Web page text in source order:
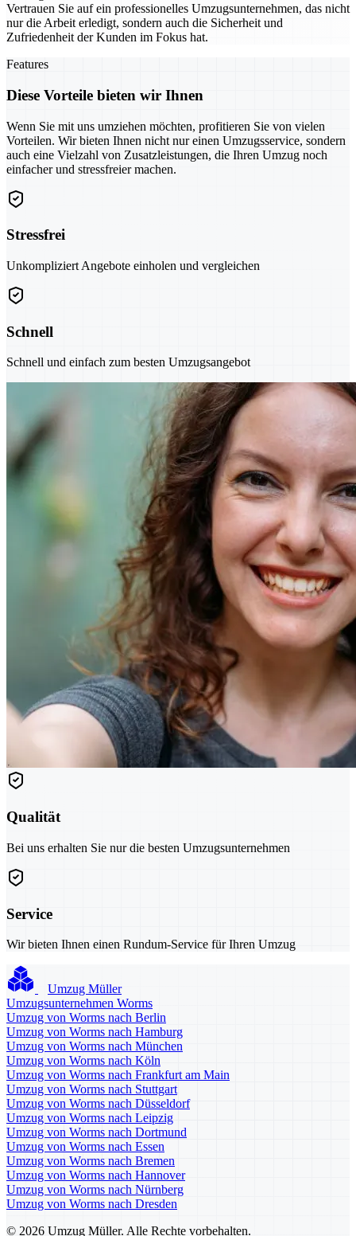
Vertrauen Sie auf ein professionelles Umzugsunternehmen, das nicht
nur die Arbeit erledigt, sondern auch die Sicherheit und
Zufriedenheit der Kunden im Fokus hat.
Features
Diese Vorteile bieten wir Ihnen
Wenn Sie mit uns umziehen möchten, profitieren Sie von vielen
Vorteilen. Wir bieten Ihnen nicht nur einen Umzugsservice, sondern
auch eine Vielzahl von Zusatzleistungen, die Ihren Umzug noch
einfacher und stressfreier machen.
Stressfrei
Unkompliziert Angebote einholen und vergleichen
Schnell
Schnell und einfach zum besten Umzugsangebot
Qualität
Bei uns erhalten Sie nur die besten Umzugsunternehmen
Service
Wir bieten Ihnen einen Rundum-Service für Ihren Umzug
Umzug Müller
Umzugsunternehmen Worms
Umzug von Worms nach Berlin
Umzug von Worms nach Hamburg
Umzug von Worms nach München
Umzug von Worms nach Köln
Umzug von Worms nach Frankfurt am Main
Umzug von Worms nach Stuttgart
Umzug von Worms nach Düsseldorf
Umzug von Worms nach Leipzig
Umzug von Worms nach Dortmund
Umzug von Worms nach Essen
Umzug von Worms nach Bremen
Umzug von Worms nach Hannover
Umzug von Worms nach Nürnberg
Umzug von Worms nach Dresden
© 2026 Umzug Müller. Alle Rechte vorbehalten.